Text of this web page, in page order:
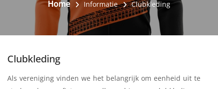
Home Informatie Clubkleding
Clubkleding
Als vereniging vinden we het belangrijk om eenheid uit te